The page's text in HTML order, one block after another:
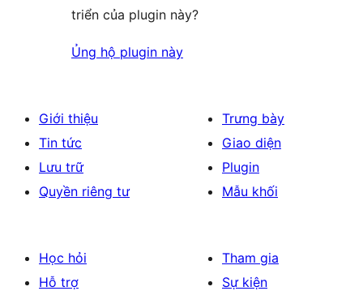
triển của plugin này?
Ủng hộ plugin này
Giới thiệu
Tin tức
Lưu trữ
Quyền riêng tư
Trưng bày
Giao diện
Plugin
Mẫu khối
Học hỏi
Hỗ trợ
Tham gia
Sự kiện